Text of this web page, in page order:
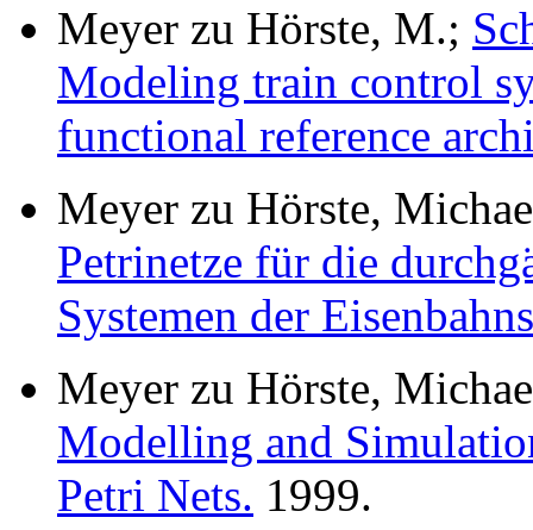
Meyer zu Hörste, M.;
Modeling train control
functional reference
Meyer zu Hörste,
Petrinetze für die
Systemen der
Meyer zu Hörste,
Modelling and
Petri Nets. 1999.